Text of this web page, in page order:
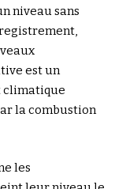
niveau sans
est un
climatique
la combustion
les